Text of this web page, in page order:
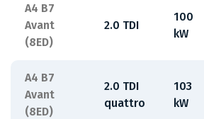
A4 B7
Avant
(8ED)
2.0 TDI
100
kW
A4 B7
Avant
(8ED)
2.0 TDI
quattro
103
kW